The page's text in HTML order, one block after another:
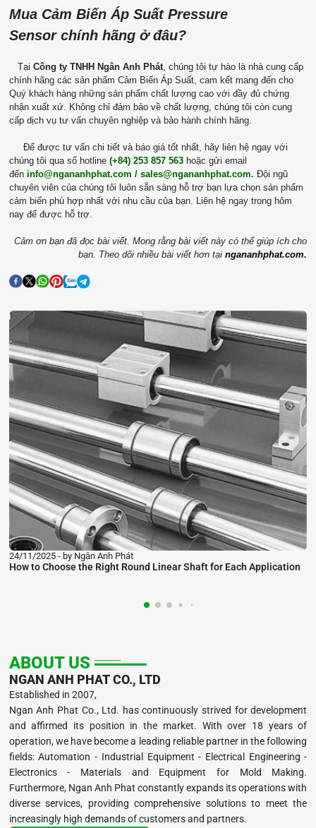
Mua Cảm Biến Áp Suất Pressure
Sensor chính hãng ở đâu?
Tại Công ty TNHH Ngân Anh Phát, chúng tôi tự hào là nhà cung cấp
chính hãng các sản phẩm Cảm Biến Áp Suất, cam kết mang đến cho
Quý khách hàng những sản phẩm chất lượng cao với đầy đủ chứng
nhận xuất xứ. Không chỉ đảm bảo về chất lượng, chúng tôi còn cung
cấp dịch vụ tư vấn chuyên nghiệp và bảo hành chính hãng.
Để được tư vấn chi tiết và báo giá tốt nhất, hãy liên hệ ngay với
chúng tôi qua số hotline (+84) 253 857 563hoặc gửi email
đếninfo@ngananhphat.com / sales@ngananhphat.com. Đội ngũ
chuyên viên của chúng tôi luôn sẵn sàng hỗ trợ bạn lựa chọn sản phẩm
cảm biến phù hợp nhất với nhu cầu của bạn. Liên hệ ngay trong hôm
nay để được hỗ trợ.
Cảm ơn bạn đã đọc bài viết. Mong rằng bài viết này có thể giúp ích cho
bạn. Theo dõi nhiều bài viết hơn tạingananhphat.com.
Linear Shaft for Each Application
How to Use Variable Frequency
ABOUT US
NGAN ANH PHAT CO., LTD
Established in 2007,
Ngan Anh Phat Co., Ltd. has continuously strived for development
and affirmed its position in the market. With over 18 years of
operation, we have become a leading reliable partner in the following
fields: Automation - Industrial Equipment - Electrical Engineering -
Electronics - Materials and Equipment for Mold Making.
Furthermore, Ngan Anh Phat constantly expands its operations with
diverse services, providing comprehensive solutions to meet the
increasingly high demands of customers and partners.